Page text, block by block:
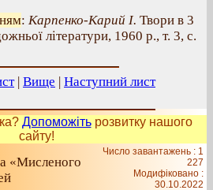
: Карпенко-Карий І. Твори в 3
літератури, 1960 р., т. 3, с.
| Вище | Наступний лист
Допоможітьрозвитку нашого
сайту!
«Мисленого
Число завантажень : 1
227
Модифіковано :
30.10.2022